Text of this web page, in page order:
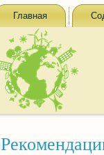
Главная